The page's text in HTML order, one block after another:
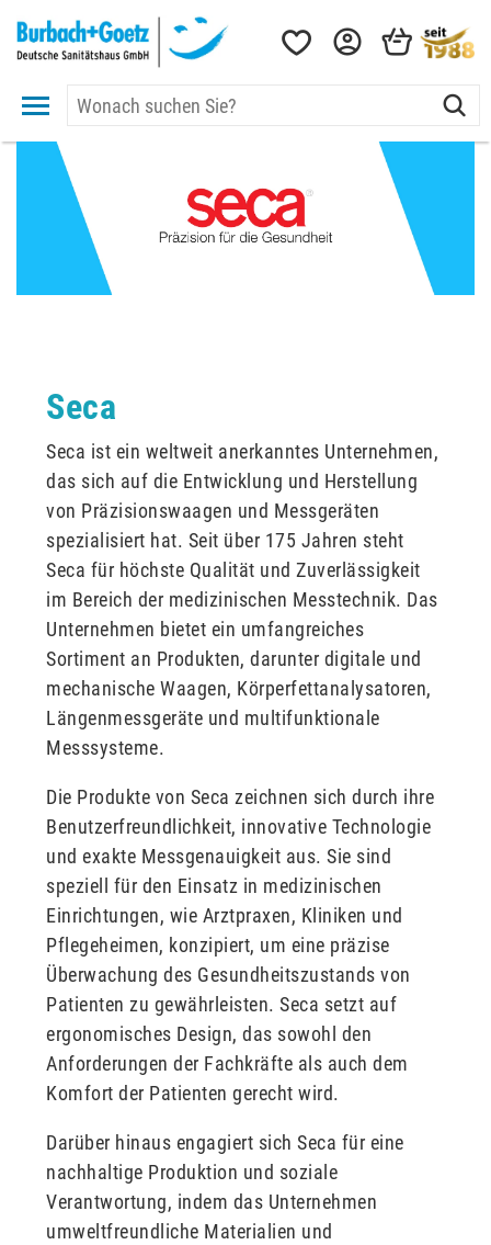
Seca
Seca ist ein weltweit anerkanntes Unternehmen,
das sich auf die Entwicklung und Herstellung
von Präzisionswaagen und Messgeräten
spezialisiert hat. Seit über 175 Jahren steht
Seca für höchste Qualität und Zuverlässigkeit
im Bereich der medizinischen Messtechnik. Das
Unternehmen bietet ein umfangreiches
Sortiment an Produkten, darunter digitale und
mechanische Waagen, Körperfettanalysatoren,
Längenmessgeräte und multifunktionale
Messsysteme.
Die Produkte von Seca zeichnen sich durch ihre
Benutzerfreundlichkeit, innovative Technologie
und exakte Messgenauigkeit aus. Sie sind
speziell für den Einsatz in medizinischen
Einrichtungen, wie Arztpraxen, Kliniken und
Pflegeheimen, konzipiert, um eine präzise
Überwachung des Gesundheitszustands von
Patienten zu gewährleisten. Seca setzt auf
ergonomisches Design, das sowohl den
Anforderungen der Fachkräfte als auch dem
Komfort der Patienten gerecht wird.
Darüber hinaus engagiert sich Seca für eine
nachhaltige Produktion und soziale
Verantwortung, indem das Unternehmen
umweltfreundliche Materialien und